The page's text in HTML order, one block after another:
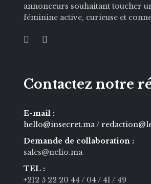
annonceurs souhaitant toucher
féminine active, curieuse et
Contactez notre
E-mail :
hello@insecret.ma /
Demande de collaboration :
sales@nelio.ma
TEL :
+212 5 22 20 44 / 04 / 41 / 49